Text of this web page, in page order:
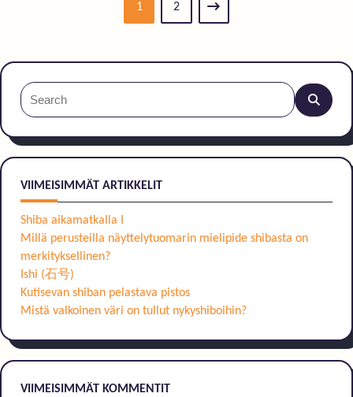
1 2
Search
for:
VIIMEISIMMÄT ARTIKKELIT
Shiba aikamatkalla I
Millä perusteilla näyttelytuomarin mielipide shibasta on
merkityksellinen?
Ishi (石号)
Kutisevan shiban pelastava pistos
Mistä valkoinen väri on tullut nykyshiboihin?
VIIMEISIMMÄT KOMMENTIT